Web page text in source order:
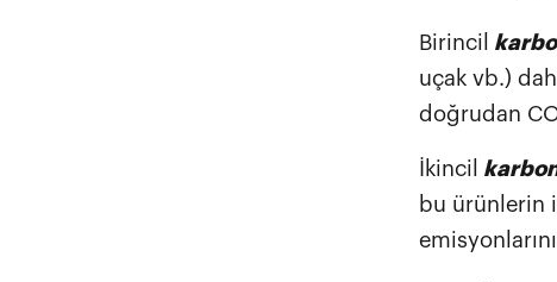
Birincil
uçak vb.)
doğrudan
İkincil
bu ürünlerin